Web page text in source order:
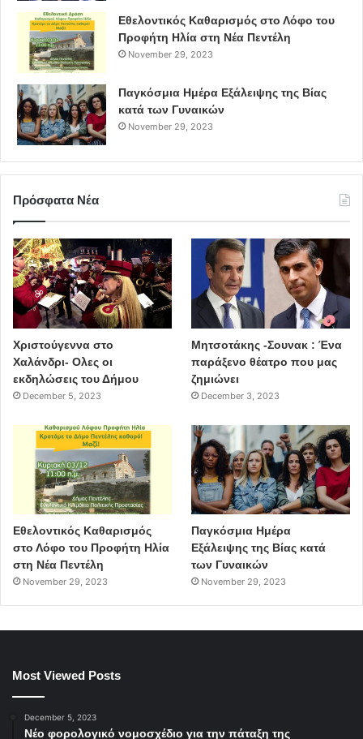
Εθελοντικός Καθαρισμός στο Λόφο του
Προφήτη Ηλία στη Νέα Πεντέλη
November 29, 2023
Παγκόσμια Ημέρα Εξάλειψης της Βίας
κατά των Γυναικών
November 29, 2023
Πρόσφατα Νέα
Χριστούγεννα στο
Χαλάνδρι- Ολες οι
εκδηλώσεις του Δήμου
December 5, 2023
Μητσοτάκης -Σουνακ : Ένα
παράξενο θέατρο που μας
ζημιώνει
December 3, 2023
Εθελοντικός Καθαρισμός
στο Λόφο του Προφήτη Ηλία
στη Νέα Πεντέλη
November 29, 2023
Παγκόσμια Ημέρα
Εξάλειψης της Βίας κατά
των Γυναικών
November 29, 2023
Most Viewed Posts
December 5, 2023
Νέο φορολογικό νομοσχέδιο για την πάταξη της